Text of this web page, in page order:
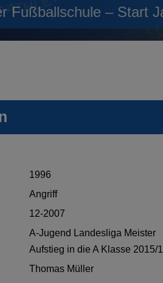
Fußballschule – Start
1996
Angriff
12-2007
A-Jugend Landesliga Meister
Aufstieg in die A Klasse 2015/
Thomas Müller